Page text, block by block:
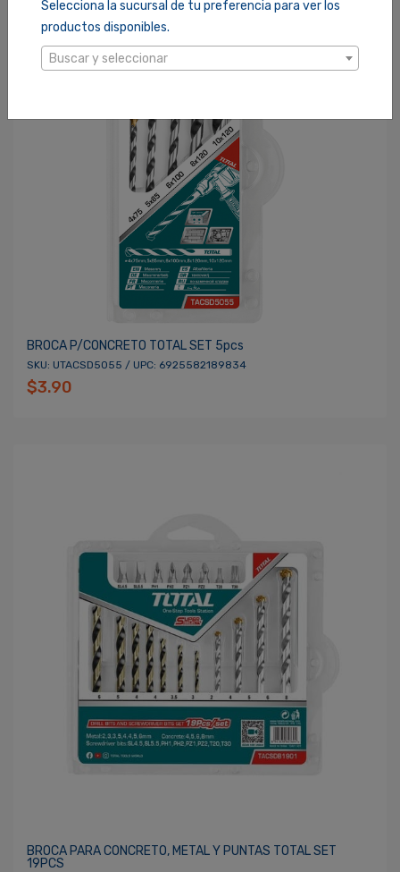
Selecciona la sucursal de tu preferencia para ver los
productos disponibles.
Buscar y seleccionar
BROCA P/CONCRETO TOTAL SET 5pcs
SKU: UTACSD5055 / UPC: 6925582189834
$3.90
BROCA PARA CONCRETO, METAL Y PUNTAS TOTAL SET
19PCS